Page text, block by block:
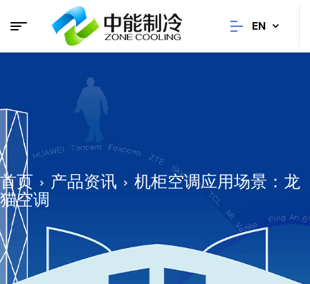
EN
首页 产品资讯
机柜空调应用场景：龙
猫空调